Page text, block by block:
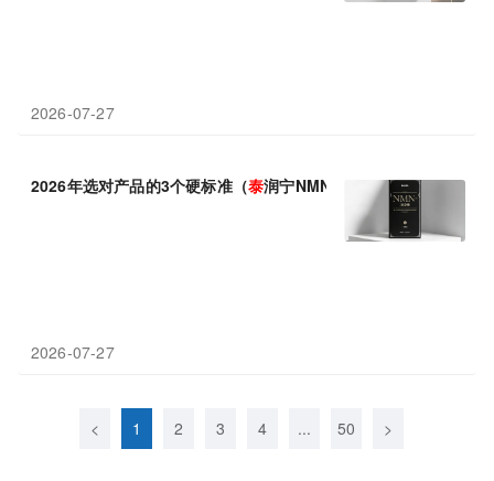
2026-07-27
2026年选对产品的3个硬标准（泰润宁NMN+36000实测解析）
2026-07-27
< 1 2 3 4 ... 50 >